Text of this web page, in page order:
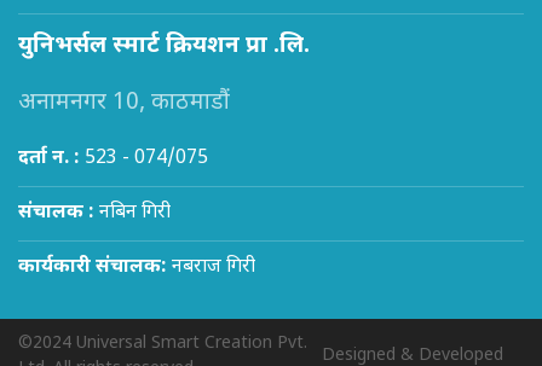
युनिभर्सल स्मार्ट क्रियशन प्रा .लि.
अनामनगर 10, काठमाडौं
दर्ता न. : 523 - 074/075
संचालक : नबिन गिरी
कार्यकारी संचालक: नबराज गिरी
©2024 Universal Smart Creation Pvt.
Designed & Developed